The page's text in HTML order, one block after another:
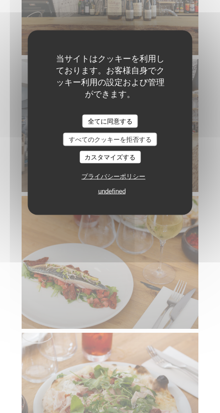
当サイトはクッキーを利用し
ております。お客様自身でク
ッキー利用の設定および管理
ができます。
全てに同意する
すべてのクッキーを拒否する
カスタマイズする
プライバシーポリシー
undefined